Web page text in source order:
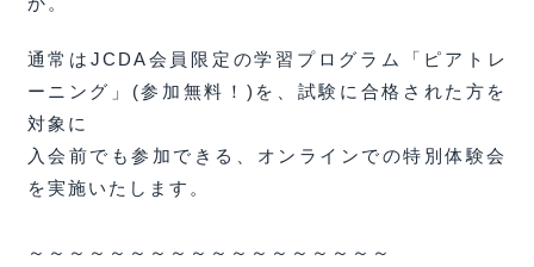
通常はJCDA会員限定の学習プログラム「ピアトレ
ーニング」(参加無料！)を、試験に合格された方を
対象に
入会前でも参加できる、オンラインでの特別体験会
を実施いたします。
～～～～～～～～～～～～～～～～～～